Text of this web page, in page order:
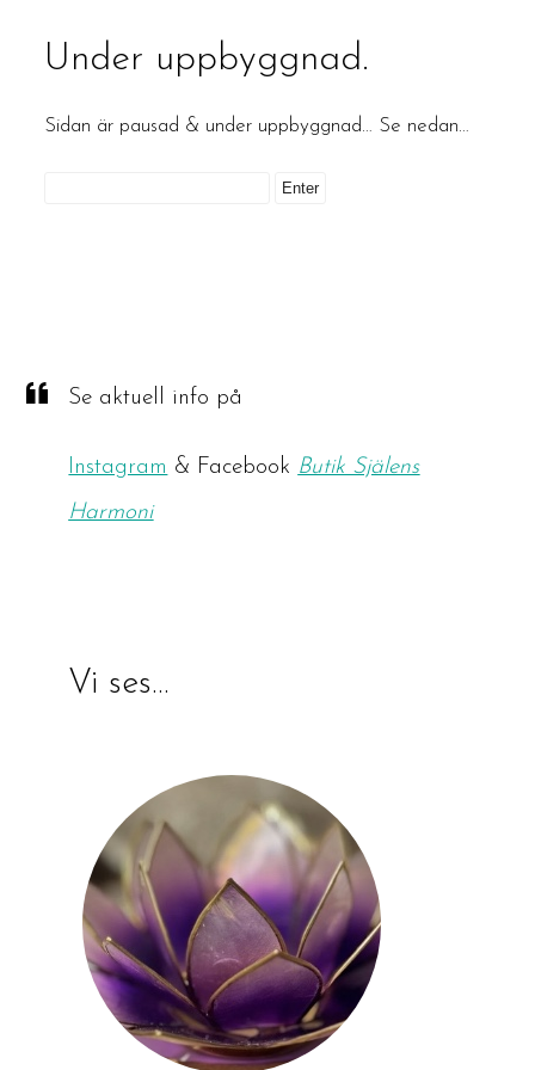
Under uppbyggnad.
Sidan är pausad & under uppbyggnad… Se nedan…
Se aktuell info på
Instagram & Facebook Butik Själens
Harmoni
Vi ses…